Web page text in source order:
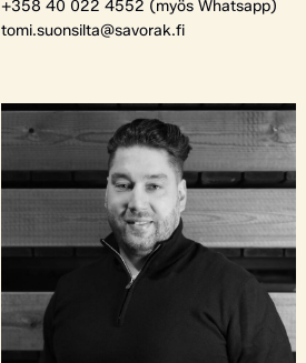
+358 40 022 4552 (myös Whatsapp)
tomi.suonsilta@savorak.fi